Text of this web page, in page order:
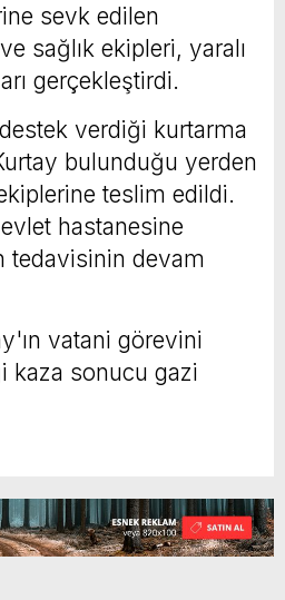
sevk edilen
sağlık ekipleri, yaralı
gerçekleştirdi.
verdiği kurtarma
bulunduğu yerden
teslim edildi.
hastanesine
tedavisinin devam
vatani görevini
kaza sonucu gazi